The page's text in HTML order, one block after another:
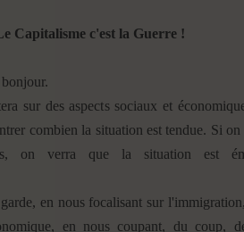
Capitalisme c'est la Guerre !
sur des aspects sociaux et
combien la situation est tendue. Si on
on verra que la situation est
en nous focalisant sur
en nous coupant, du coup,